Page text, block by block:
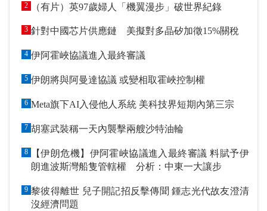
2 （有片）英97歲婦人「機翼漫步」破世界紀錄
3 針對中國芯片供應鏈 美擬對多晶矽加徵15%關稅
4 伊阿霍峽協議進入最終審議
5 伊朗將與阿曼達協議 或變相取霍峽控制權
6 Meta旗下AI入侵他人系統 美科技界短期內第三宗
7 胡塞武裝稱一天內襲擊兩艘沙特油輪
8
【伊朗危機】伊阿霍峽協議進入最終審議 料賦予伊
朗進波斯灣船隻管轄權 分析：中東一大讓步
9 黎彼得離世 兒子開記招反擊傳聞 鍾志光代故友澄清
沒經濟問題